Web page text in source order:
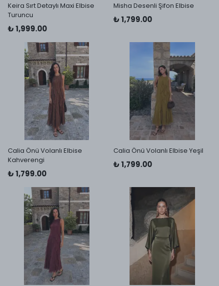
Keira Sırt Detaylı Maxi Elbise
Turuncu
₺ 1,999.00
Misha Desenli Şifon Elbise
₺ 1,799.00
Calia Önü Volanlı Elbise
Kahverengi
₺ 1,799.00
Calia Önü Volanlı Elbise Yeşil
₺ 1,799.00